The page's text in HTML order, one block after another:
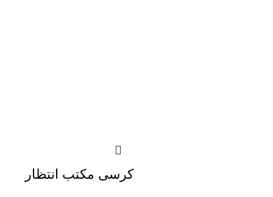
كرسى مكتب انتظار